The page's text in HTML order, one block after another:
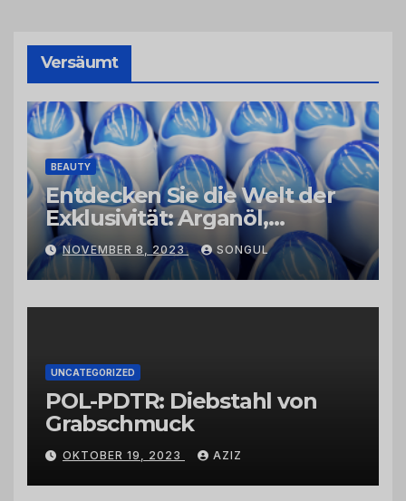
Versäumt
BEAUTY
Entdecken Sie die Welt der
Exklusivität: Arganöl,
Kaktusfeigenkernöl und
Schwarzkümmelöl von
vertrauenswürdigen
Großhändlern und Anbietern
NOVEMBER 8, 2023 SONGUL
UNCATEGORIZED
POL-PDTR: Diebstahl von
Grabschmuck
OKTOBER 19, 2023 AZIZ